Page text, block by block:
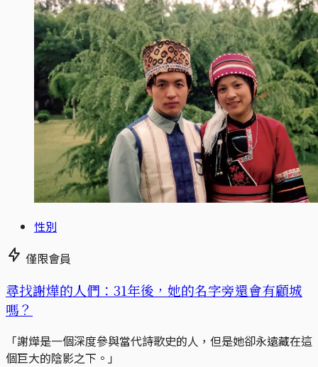
性別
僅限會員
尋找謝燁的人們：31年後，她的名字旁還會有顧城
嗎？
「謝燁是一個深度參與當代詩歌史的人，但是她卻永遠藏在這
個巨大的陰影之下。」